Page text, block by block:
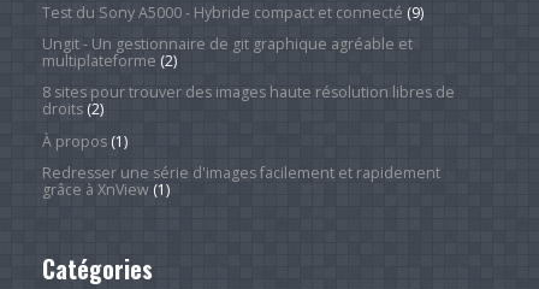
Test du Sony A5000 - Hybride compact et connecté (9)
Ungit - Un gestionnaire de git graphique agréable et
multiplateforme (2)
8 sites pour trouver des images haute résolution libres de
droits(2)
À propos(1)
Redresser une série d'images facilement et rapidement
grâce à XnView(1)
Catégories